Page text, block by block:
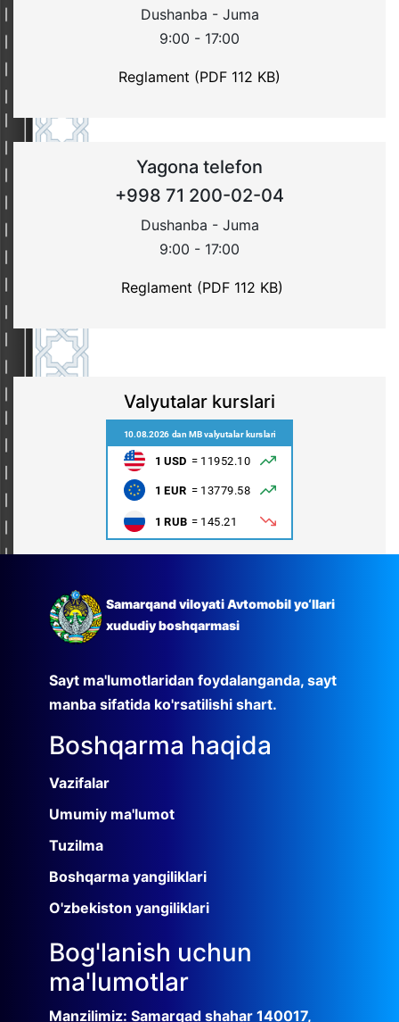
Dushanba - Juma
9:00 - 17:00
Reglament (PDF 112 KB)
Yagona telefon
+998 71 200-02-04
Dushanba - Juma
9:00 - 17:00
Reglament (PDF 112 KB)
Valyutalar kurslari
Samarqand viloyati Avtomobil yo‘llari
xududiy boshqarmasi
Sayt ma'lumotlaridan foydalanganda, sayt
manba sifatida ko'rsatilishi shart.
Boshqarma haqida
Vazifalar
Umumiy ma'lumot
Tuzilma
Boshqarma yangiliklari
O'zbekiston yangiliklari
Bog'lanish uchun
ma'lumotlar
Manzilimiz: Samarqad shahar 140017,